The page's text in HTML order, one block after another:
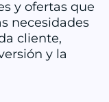
y ofertas que
necesidades
cliente,
y la